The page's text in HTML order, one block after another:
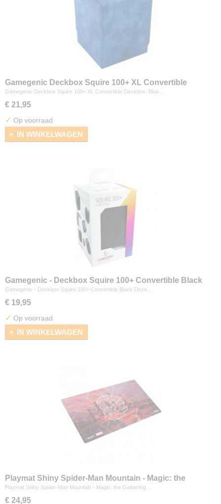
Gamegenic Deckbox Squire 100+ XL Convertible
Deckbox: Blue
Gamegenic Deckbox Squire 100+ XL Convertible Deckbox: Blue…
€ 21,95
✓ Op voorraad
IN WINKELWAGEN
Gamegenic - Deckbox Squire 100+ Convertible Black
Gamegenic - Deckbox Squire 100+ Convertible Black Deze…
€ 19,95
✓ Op voorraad
IN WINKELWAGEN
Playmat Shiny Spider-Man Mountain - Magic: the
Gathering
Playmat Shiny Spider-Man Mountain - Magic: the Gathering…
€ 24,95